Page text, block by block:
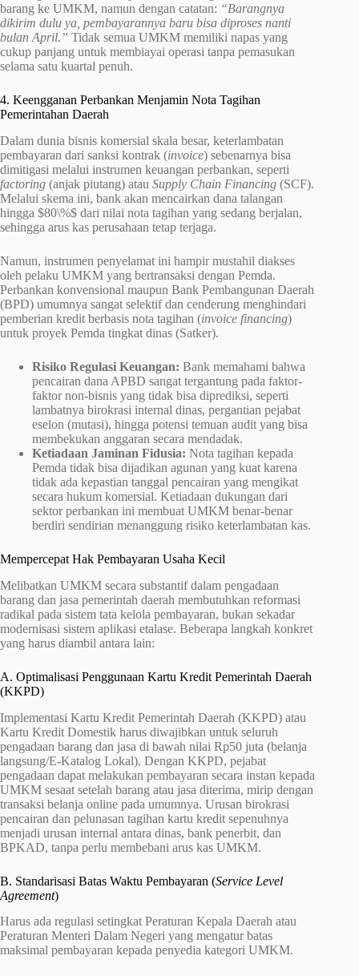
barang ke UMKM, namun dengan catatan: “Barangnya
dikirim dulu ya, pembayarannya baru bisa diproses nanti
bulan April.” Tidak semua UMKM memiliki napas yang
cukup panjang untuk membiayai operasi tanpa pemasukan
selama satu kuartal penuh.
4. Keengganan Perbankan Menjamin Nota Tagihan
Pemerintahan Daerah
Dalam dunia bisnis komersial skala besar, keterlambatan
pembayaran dari sanksi kontrak (invoice) sebenarnya bisa
dimitigasi melalui instrumen keuangan perbankan, seperti
factoring (anjak piutang) atau Supply Chain Financing (SCF).
Melalui skema ini, bank akan mencairkan dana talangan
hingga $80\%$ dari nilai nota tagihan yang sedang berjalan,
sehingga arus kas perusahaan tetap terjaga.
Namun, instrumen penyelamat ini hampir mustahil diakses
oleh pelaku UMKM yang bertransaksi dengan Pemda.
Perbankan konvensional maupun Bank Pembangunan Daerah
(BPD) umumnya sangat selektif dan cenderung menghindari
pemberian kredit berbasis nota tagihan (invoice financing)
untuk proyek Pemda tingkat dinas (Satker).
Risiko Regulasi Keuangan: Bank memahami bahwa
pencairan dana APBD sangat tergantung pada faktor-
faktor non-bisnis yang tidak bisa diprediksi, seperti
lambatnya birokrasi internal dinas, pergantian pejabat
eselon (mutasi), hingga potensi temuan audit yang bisa
membekukan anggaran secara mendadak.
Ketiadaan Jaminan Fidusia: Nota tagihan kepada
Pemda tidak bisa dijadikan agunan yang kuat karena
tidak ada kepastian tanggal pencairan yang mengikat
secara hukum komersial. Ketiadaan dukungan dari
sektor perbankan ini membuat UMKM benar-benar
berdiri sendirian menanggung risiko keterlambatan kas.
Mempercepat Hak Pembayaran Usaha Kecil
Melibatkan UMKM secara substantif dalam pengadaan
barang dan jasa pemerintah daerah membutuhkan reformasi
radikal pada sistem tata kelola pembayaran, bukan sekadar
modernisasi sistem aplikasi etalase. Beberapa langkah konkret
yang harus diambil antara lain:
A. Optimalisasi Penggunaan Kartu Kredit Pemerintah Daerah
(KKPD)
Implementasi Kartu Kredit Pemerintah Daerah (KKPD) atau
Kartu Kredit Domestik harus diwajibkan untuk seluruh
pengadaan barang dan jasa di bawah nilai Rp50 juta (belanja
langsung/E-Katalog Lokal). Dengan KKPD, pejabat
pengadaan dapat melakukan pembayaran secara instan kepada
UMKM sesaat setelah barang atau jasa diterima, mirip dengan
transaksi belanja online pada umumnya. Urusan birokrasi
pencairan dan pelunasan tagihan kartu kredit sepenuhnya
menjadi urusan internal antara dinas, bank penerbit, dan
BPKAD, tanpa perlu membebani arus kas UMKM.
B. Standarisasi Batas Waktu Pembayaran (Service Level
Agreement)
Harus ada regulasi setingkat Peraturan Kepala Daerah atau
Peraturan Menteri Dalam Negeri yang mengatur batas
maksimal pembayaran kepada penyedia kategori UMKM.